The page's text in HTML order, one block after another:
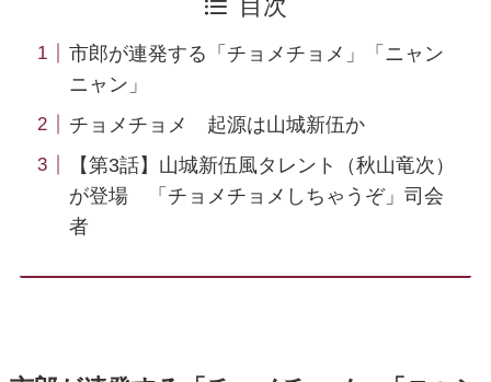
目次
市郎が連発する「チョメチョメ」「ニャン
ニャン」
チョメチョメ 起源は山城新伍か
【第3話】山城新伍風タレント（秋山竜次）
が登場 「チョメチョメしちゃうぞ」司会
者